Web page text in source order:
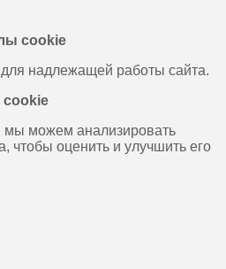
cookie
надлежащей работы сайта.
cookie
можем анализировать
чтобы оценить и улучшить его